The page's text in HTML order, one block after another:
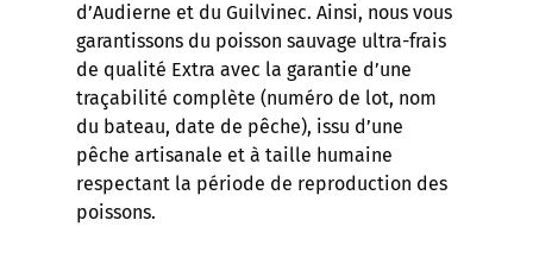
d’Audierne et du Guilvinec. Ainsi, nous vous
garantissons du poisson sauvage ultra-frais
de qualité Extra avec la garantie d’une
traçabilité complète (numéro de lot, nom
du bateau, date de pêche), issu d’une
pêche artisanale et à taille humaine
respectant la période de reproduction des
poissons.